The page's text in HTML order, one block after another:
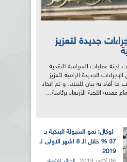
جديدة لتعزيز
لجنة عمليات السياسة النقدية
الجديدة الرامية لتعزيز
ما أفاد به بيان للبنك. و تم اتخاذ
عقدته اللجنة الأربعاء برئاسة...
لوكال: نمو السيولة البنكية بـ
37 % خلال الـ 8 اشهر الاولى لـ
2019